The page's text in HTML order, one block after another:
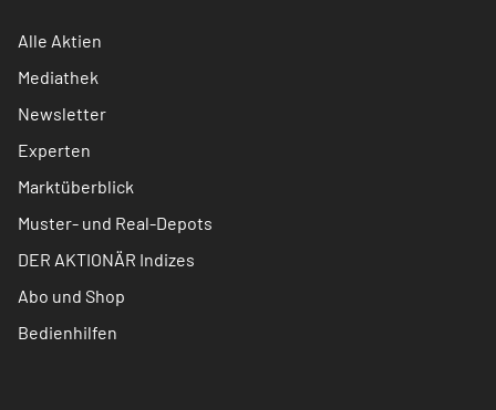
Alle Aktien
Mediathek
Newsletter
Experten
Marktüberblick
Muster- und Real-Depots
DER AKTIONÄR Indizes
Abo und Shop
Bedienhilfen